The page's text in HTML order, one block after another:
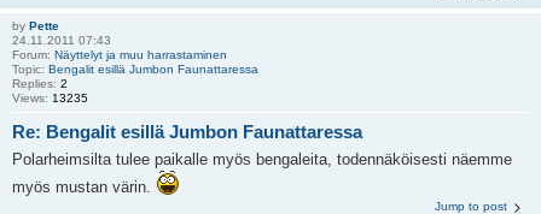
by Pette
24.11.2011 07:43
Forum: Näyttelyt ja muu harrastaminen
Topic: Bengalit esillä Jumbon Faunattaressa
Replies: 2
Views: 13235
Re: Bengalit esillä Jumbon Faunattaressa
Polarheimsilta tulee paikalle myös bengaleita, todennäköisesti näemme
myös mustan värin.
Jump to post